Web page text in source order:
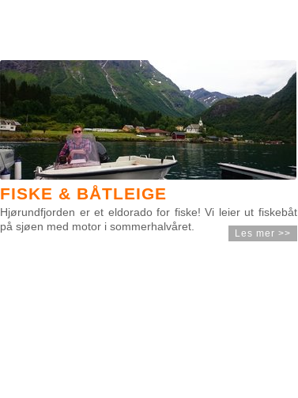
FISKE & BÅTLEIGE
Hjørundfjorden er et eldorado for fiske! Vi leier ut fiskebåt
på sjøen med motor i sommerhalvåret.
Les mer